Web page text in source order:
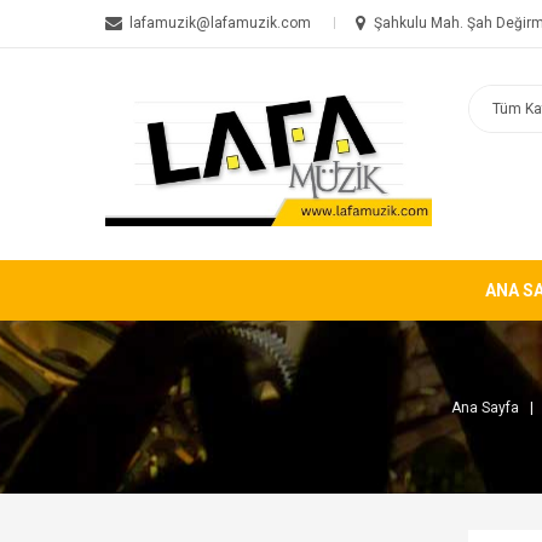
lafamuzik@lafamuzik.com Şahkulu Mah. Şah
ANA
Ana Sayfa